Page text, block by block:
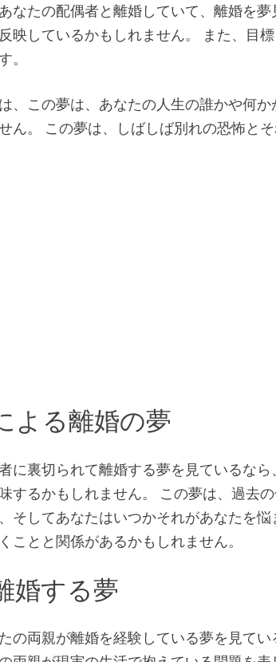
なたの配偶者と離婚していて、離婚を
映しているかもしれません。 また、目
。
、この夢は、あなたの人生の誰かや何
ん。 この夢は、しばしば別れの恐怖と
よる離婚の夢
に裏切られて離婚する夢を見ているな
するかもしれません。 この夢は、過去
そしてあなたはいつかそれがあなたを
ことと関係があるかもしれません。
婚する夢
の両親が離婚を経験している夢を見て